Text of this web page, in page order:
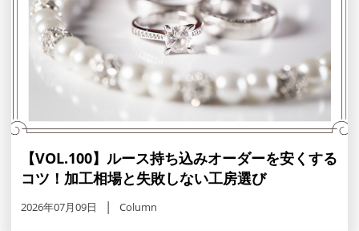
【VOL.100】ルース持ち込みオーダーを安くする
コツ！加工相場と失敗しない工房選び
2026年07月09日 Column